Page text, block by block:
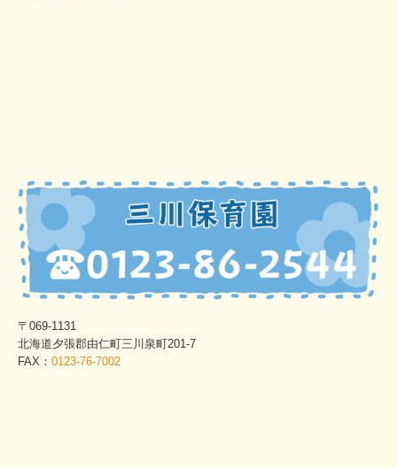
〒069-1131
北海道夕張郡由仁町三川泉町201-7
FAX： 0123-76-7002